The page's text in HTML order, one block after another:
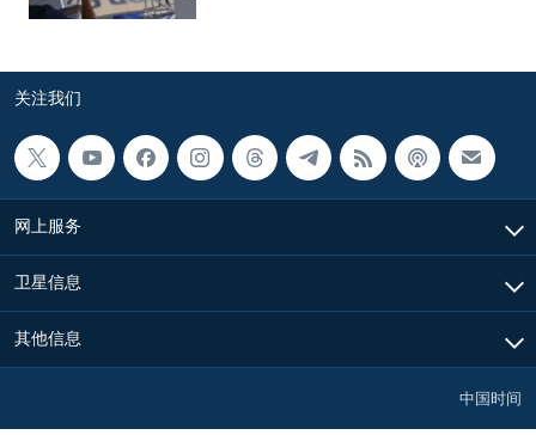
关注我们
网上服务
卫星信息
其他信息
中国时间